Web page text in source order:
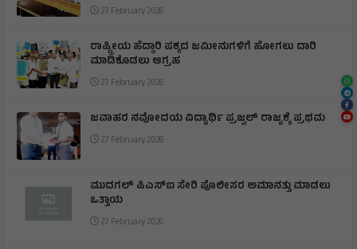
27 February 2026
ರಾಷ್ಟ್ರೀಯ ಹೆದ್ದಾರಿ ಪಕ್ಕದ ಜಮೀನುಗಳಿಗೆ ಹೋಗಲು ದಾರಿ
ಮಾಡಿಕೊಡಲು ಆಗ್ರಹ
27 February 2026
ಜವಾಹರ ನವೋದಯ ವಿದ್ಯಾರ್ಥಿ ಪ್ರಜ್ವಲ್ ರಾಜ್ಯಕ್ಕೆ ಪ್ರಥಮ
27 February 2026
ಮುದಗಲ್ ಪಿಎಸ್‌ಐ ಸೇರಿ ಪೊಲೀಸರ ಅಮಾನತ್ತು ಮಾಡಲು
ಒತ್ತಾಯ
27 February 2026